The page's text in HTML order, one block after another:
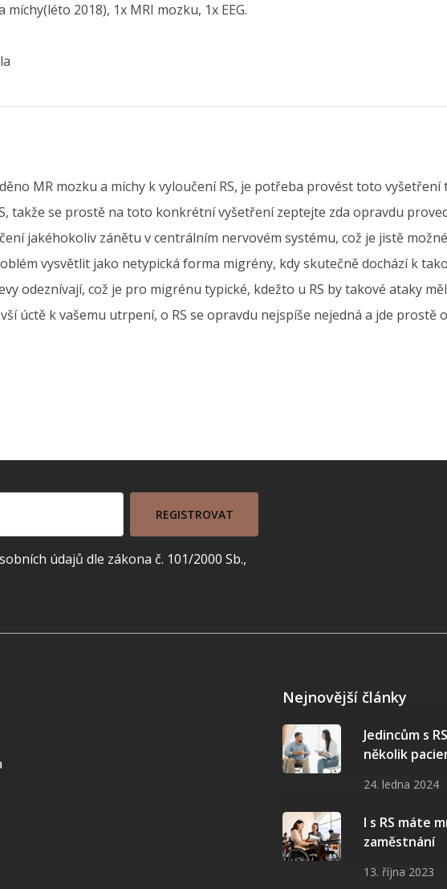
2018), 1x MRI mozku, 1x EEG.
MR mozku a míchy k vyloučení RS, je potřeba provést toto
takže se prostě na toto konkrétní vyšetření zeptejte zda opravdu
jakéhokoliv zánětu v centrálním nervovém systému, což je jistě
vysvětlit jako netypická forma migrény, kdy skutečně dochází k
odeznívají, což je pro migrénu typické, kdežto u RS by takové ataky
úctě k vašemu utrpení, o RS se opravdu nejspíše nejedná a jde prostě
REGISTROVAT
údajů dle zákona č. 101/2000 Sb.,
Nejnovější články
Jedincům s
několik
24. ledna 2024
I s RS máte
zaměstnání
13. října 2023